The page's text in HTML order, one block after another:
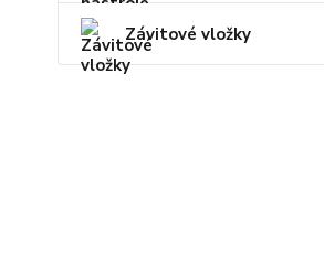
Závitové vložky